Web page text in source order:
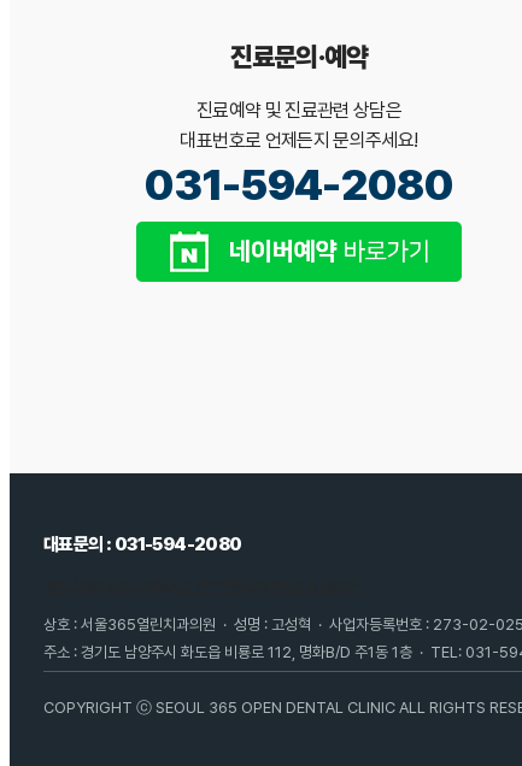
진료문의·예약
진료예약 및 진료관련 상담은
대표번호로 언제든지 문의주세요!
031-594-2080
대표문의 : 031-594-2080
상호 : 서울365열린치과의원 · 성명 : 고성혁 · 사업자등록번호 : 273-02-
주소 : 경기도 남양주시 화도읍 비룡로 112, 명화B/D 주1동 1층 · TEL: 031-
COPYRIGHT ⓒ SEOUL 365 OPEN DENTAL CLINIC ALL RIGHTS